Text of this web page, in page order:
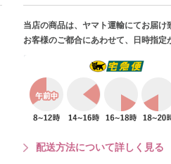
当店の商品は、ヤマト運輸にてお届け
お客様のご都合にあわせて、日時指定
配送方法について詳しく見る